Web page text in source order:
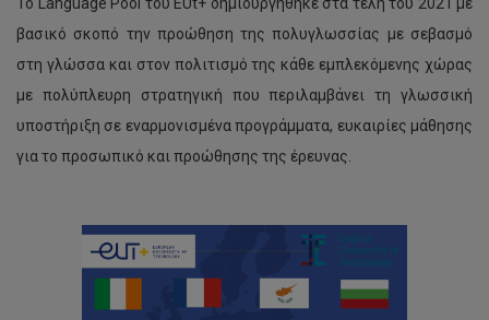
βασικό σκοπό την προώθηση της πολυγλωσσίας με σεβασμό
στη γλώσσα και στον πολιτισμό της κάθε εμπλεκόμενης χώρας
με πολύπλευρη στρατηγική που περιλαμβάνει τη γλωσσική
υποστήριξη σε εναρμονισμένα προγράμματα, ευκαιρίες μάθησης
για το προσωπικό και προώθησης της έρευνας.